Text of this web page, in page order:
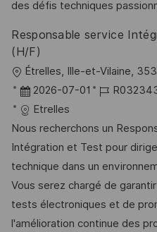
h
u
n
g
V
r
f
e
des défis techniques
Responsable service
(H/F)
O
r
t
Étrelles, Ille-et-Vilaine,
D
a
t
u
m
d
e
r
2026-07-01
J
b
-
D
Etrelles
Nous recherchons un
Intégration et Test pour
technique dans un
Vous serez chargé de
tests électroniques et de
l'amélioration continue des